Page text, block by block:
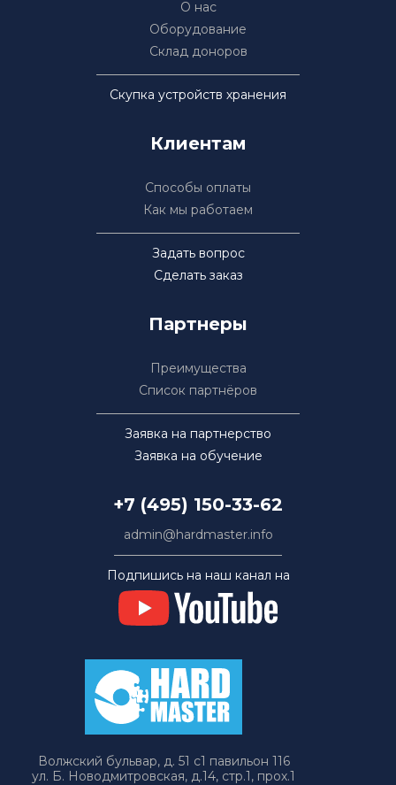
О нас
Оборудование
Склад доноров
Скупка устройств хранения
Клиентам
Способы оплаты
Как мы работаем
Задать вопрос
Сделать заказ
Партнеры
Преимущества
Список партнёров
Заявка на партнерство
Заявка на обучение
+7 (495) 150-33-62
admin@hardmaster.info
Подпишись на наш канал на
Волжский бульвар, д. 51 с1 павильон 116
ул. Б. Новодмитровская, д.14, стр.1, прох.1